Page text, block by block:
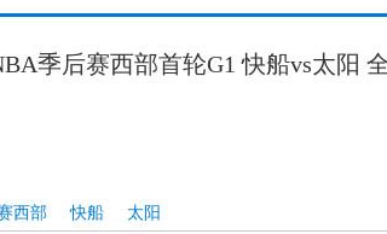
季后赛西部首轮G1 快船vs太阳
西部 快船 太阳